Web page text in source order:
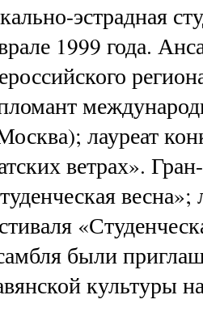
эстрадная
1999 года.
лауреат
ветрах».
весна»;
были
культуры